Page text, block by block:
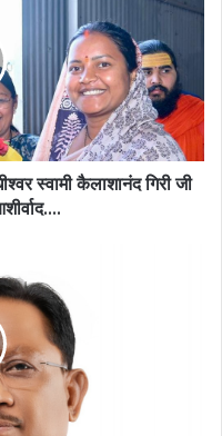
स्वामी कैलाशानंद गिरी जी